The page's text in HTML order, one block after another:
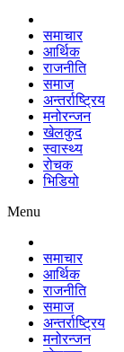
समाचार
आर्थिक
राजनीति
समाज
अन्तर्राष्ट्रिय
मनोरन्जन
खेलकुद
स्वास्थ्य
रोचक
भिडियो
Menu
समाचार
आर्थिक
राजनीति
समाज
अन्तर्राष्ट्रिय
मनोरन्जन